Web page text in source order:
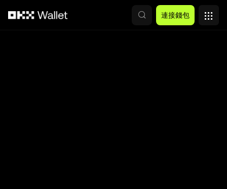
連接錢包